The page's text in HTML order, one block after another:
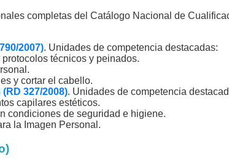
completas del Catálogo Nacional de
2007). Unidades de competencia destacadas:
técnicos y peinados.
y cortar el cabello.
327/2008). Unidades de competencia
capilares estéticos.
condiciones de seguridad e higiene.
la Imagen Personal.